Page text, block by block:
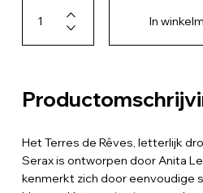
In
Het Terres de Rêves, letterlijk
Serax is ontworpen door Anita
kenmerkt zich door eenvoudige